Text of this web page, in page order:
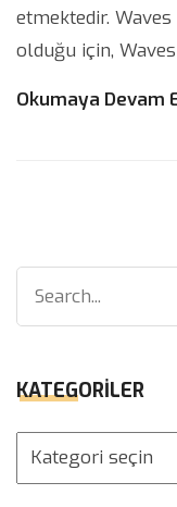
etmektedir.
olduğu için,
Okumaya Devam
KATEGORILER
Kategoriler